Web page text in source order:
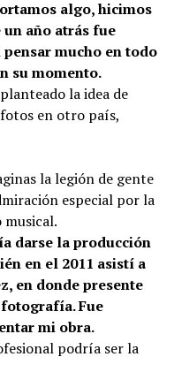
algo, hicimos
un año atrás fue
mucho en todo
su momento.
la idea de
en otro país,
la legión de gente
especial por la
darse laproducción
en el 2011 asistí a
en donde presente
Fue
mi obra.
podría ser la